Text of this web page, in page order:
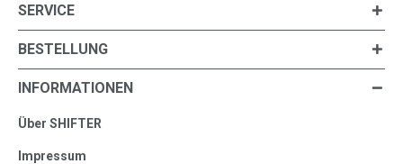
SERVICE
BESTELLUNG
INFORMATIONEN
Über SHIFTER
Impressum